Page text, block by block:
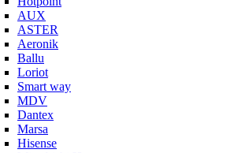
AUX
ASTER
Aeronik
Ballu
Loriot
Smart way
MDV
Dantex
Marsa
Hisense